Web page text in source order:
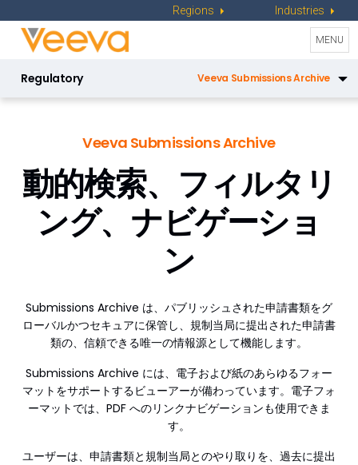
Regions Industries
Toggle
MENU
Regulatory Veeva Submissions Archive
Veeva Submissions
Veeva Submissions Publishing
Vault Platform
Veeva Submissions Archive
動的検索、フィルタリ
ング、ナビゲーショ
ン
Submissions Archive は、パブリッシュされた申請書類をグ
ローバルかつセキュアに保管し、規制当局に提出された申請書
類の、信頼できる唯一の情報源として機能します。
Submissions Archive には、電子および紙のあらゆるフォー
マットをサポートするビューアーが備わっています。電子フォ
ーマットでは、PDF へのリンクナビゲーションも使用できま
す。
ユーザーは、申請書類と規制当局とのやり取りを、過去に提出